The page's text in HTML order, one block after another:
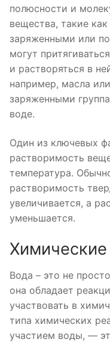
полюсности и
вещества, такие
заряженными или
могут
и растворяться в
например, масла
заряженными
воде.
Один из ключевых
растворимость
температура.
растворимость
увеличивается, а
уменьшается.
Вода – это не
она обладает
участвовать в
типа химических
участием воды, —